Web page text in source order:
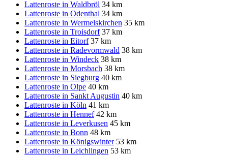
Lattenroste in Waldbröl 34 km
Lattenroste in Odenthal 34 km
Lattenroste in Wermelskirchen 35 km
Lattenroste in Troisdorf 37 km
Lattenroste in Eitorf 37 km
Lattenroste in Radevormwald 38 km
Lattenroste in Windeck 38 km
Lattenroste in Morsbach 38 km
Lattenroste in Siegburg 40 km
Lattenroste in Olpe 40 km
Lattenroste in Sankt Augustin 40 km
Lattenroste in Köln 41 km
Lattenroste in Hennef 42 km
Lattenroste in Leverkusen 45 km
Lattenroste in Bonn 48 km
Lattenroste in Königswinter 53 km
Lattenroste in Leichlingen 53 km